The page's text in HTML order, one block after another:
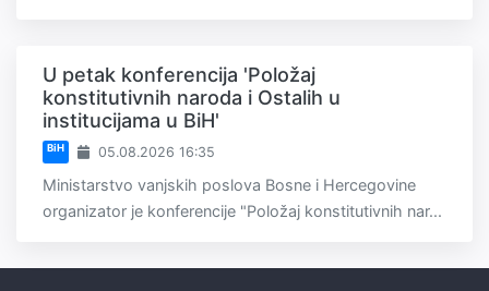
U petak konferencija 'Položaj
konstitutivnih naroda i Ostalih u
institucijama u BiH'
BiH 05.08.2026 16:35
Ministarstvo vanjskih poslova Bosne i Hercegovine
organizator je konferencije "Položaj konstitutivnih nar...